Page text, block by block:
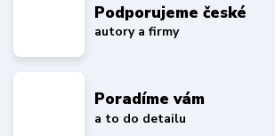
Podporujeme české
autory a firmy
Poradíme vám
a to do detailu